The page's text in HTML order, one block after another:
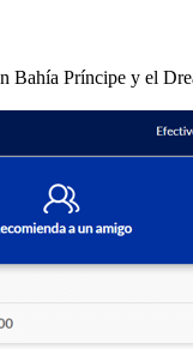
Príncipe y el